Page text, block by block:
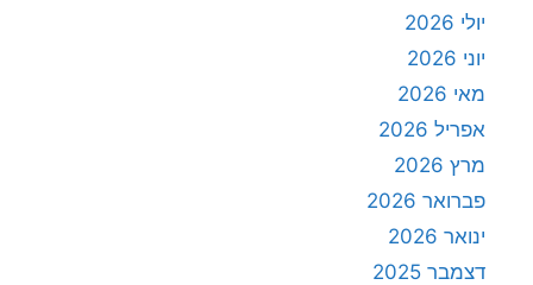
יולי 2026
יוני 2026
מאי 2026
אפריל 2026
מרץ 2026
פברואר 2026
ינואר 2026
דצמבר 2025